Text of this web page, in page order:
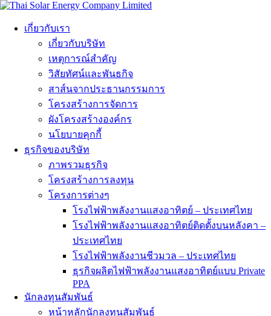
เกี่ยวกับเรา
เกี่ยวกับบริษัท
เหตุการณ์สำคัญ
วิสัยทัศน์และพันธกิจ
สาส์นจากประธานกรรมการ
โครงสร้างการจัดการ
ผังโครงสร้างองค์กร
นโยบายคุกกี้
ธุรกิจของบริษัท
ภาพรวมธุรกิจ
โครงสร้างการลงทุน
โครงการต่างๆ
โรงไฟฟ้าพลังงานแสงอาทิตย์ – ประเทศไทย
โรงไฟฟ้าพลังงานแสงอาทิตย์ติดตั้งบนหลังคา –
ประเทศไทย
โรงไฟฟ้าพลังงานชีวมวล – ประเทศไทย
ธุรกิจผลิตไฟฟ้าพลังงานแสงอาทิตย์แบบ Private
PPA
นักลงทุนสัมพันธ์
หน้าหลักนักลงทุนสัมพันธ์